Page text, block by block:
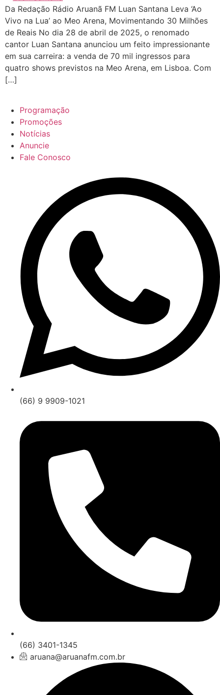
Da Redação Rádio Aruanã FM Luan Santana Leva ‘Ao
Vivo na Lua’ ao Meo Arena, Movimentando 30 Milhões
de Reais No dia 28 de abril de 2025, o renomado
cantor Luan Santana anunciou um feito impressionante
em sua carreira: a venda de 70 mil ingressos para
quatro shows previstos na Meo Arena, em Lisboa. Com
[…]
Programação
Promoções
Notícias
Anuncie
Fale Conosco
(66) 9 9909-1021
(66) 3401-1345
aruana@aruanafm.com.br